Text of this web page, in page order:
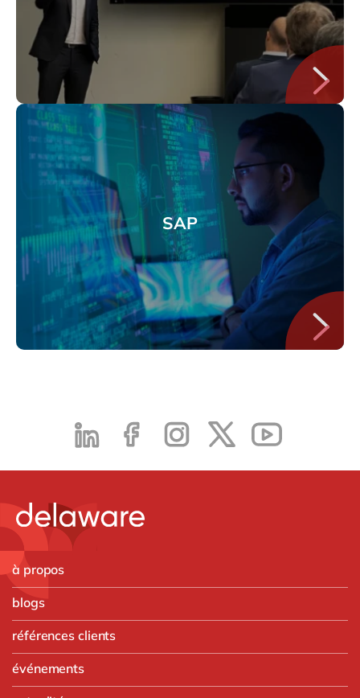
SAP
à propos
blogs
références clients
événements